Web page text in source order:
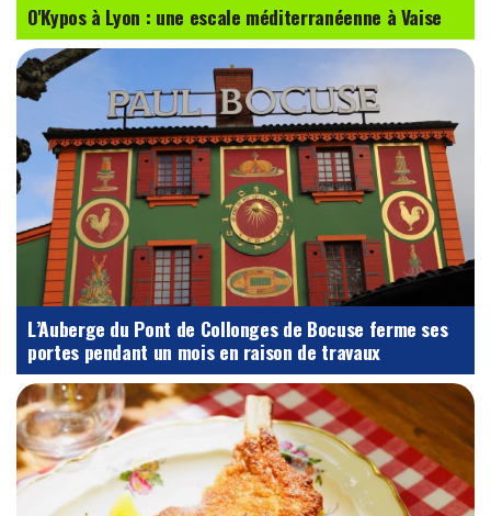
O'Kypos à Lyon : une escale méditerranéenne à Vaise
L’Auberge du Pont de Collonges de Bocuse ferme ses
portes pendant un mois en raison de travaux